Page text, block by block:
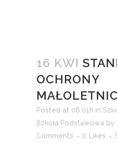
16 KWI
OCHRONY
Posted at 08:01h in
Szkoła Podstawowa by
Comments
0 Likes